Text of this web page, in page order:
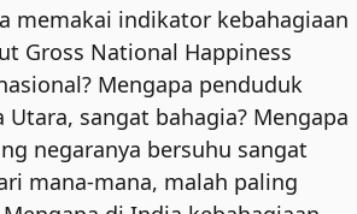
memakai indikator kebahagiaan
Gross National Happiness
Mengapa penduduk
Utara, sangat bahagia? Mengapa
negaranya bersuhu sangat
mana-mana, malah paling